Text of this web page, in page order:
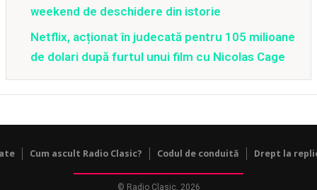
weekend de deschidere din istorie
Netflix, acționat în judecată pentru 105 milioane
de dolari după furtul unui film cu Nicolas Cage
Cum ascult Radio Clasic? Codul de conduită Drept la
© Radio Clasic, 2026